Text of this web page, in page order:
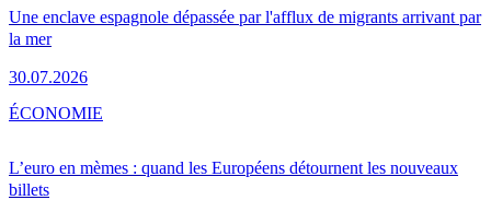
Une enclave espagnole dépassée par l'afflux de migrants arrivant par
la mer
30.07.2026
L’euro en mèmes : quand les Européens détournent les nouveaux
billets
ÉCONOMIE